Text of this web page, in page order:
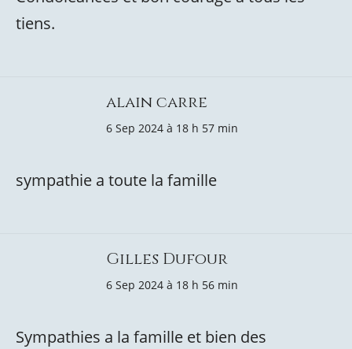
tiens.
alain carre
6 Sep 2024 à 18 h 57 min
sympathie a toute la famille
Gilles Dufour
6 Sep 2024 à 18 h 56 min
Sympathies a la famille et bien des